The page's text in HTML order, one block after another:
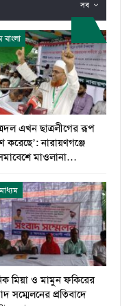
সব
বাংলা
এখন ছাত্রলীগের রূপ
করেছে’: নারায়ণগঞ্জে
মাওলানা…
মিয়া ও মামুন ফকিরের
সম্মেলনের প্রতিবাদে